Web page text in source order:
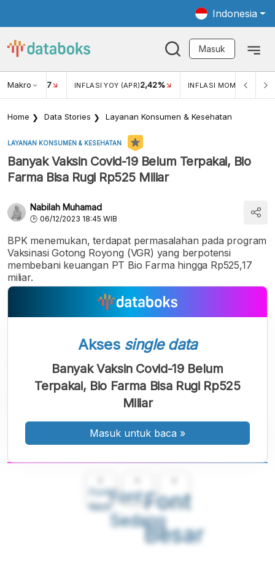
Indonesia
Masuk
Makro
USD/IDR 17 INFLASI YOY (APR)2,42% INFLASI MOM (MAR)
Home Data Stories Layanan Konsumen & Kesehatan
LAYANAN KONSUMEN & KESEHATAN
Banyak Vaksin Covid-19 Belum Terpakai, Bio
Farma Bisa Rugi Rp525 Miliar
Nabilah Muhamad
06/12/2023 18:45 WIB
BPK menemukan, terdapat permasalahan pada program
Vaksinasi Gotong Royong (VGR) yang berpotensi
membebani keuangan PT Bio Farma hingga Rp525,17
miliar.
Font
Kecil
Font
Sedang
Font
Besar
Akses single data
Banyak Vaksin Covid-19 Belum
Terpakai, Bio Farma Bisa Rugi Rp525
Miliar
Masuk untuk baca »